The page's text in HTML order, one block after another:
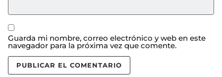
Guarda mi nombre, correo electrónico y web en este
navegador para la próxima vez que comente.